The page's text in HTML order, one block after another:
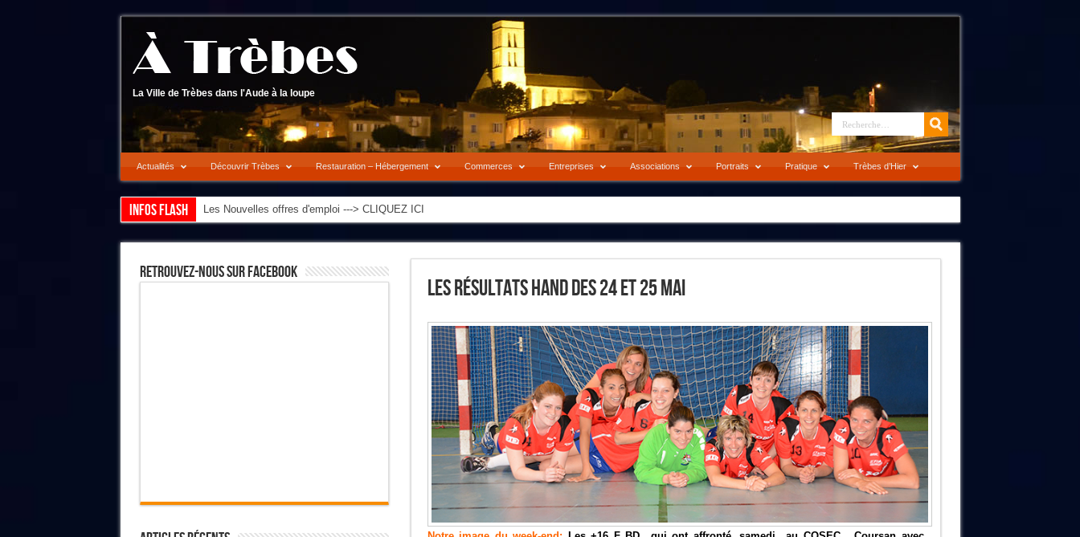
La Ville de Trèbes dans l'Aude à la loupe
Actualités Découvrir Trèbes Restauration – Hébergement Commerces Entreprises Associations Portraits Pratique Trèbes d’Hier
Infos flash Les Nouvelles offres d'emploi ---> CLIQUEZ ICI
Les Résultats Hand Des 24 Et 25 Mai
Retrouvez-Nous Sur Facebook